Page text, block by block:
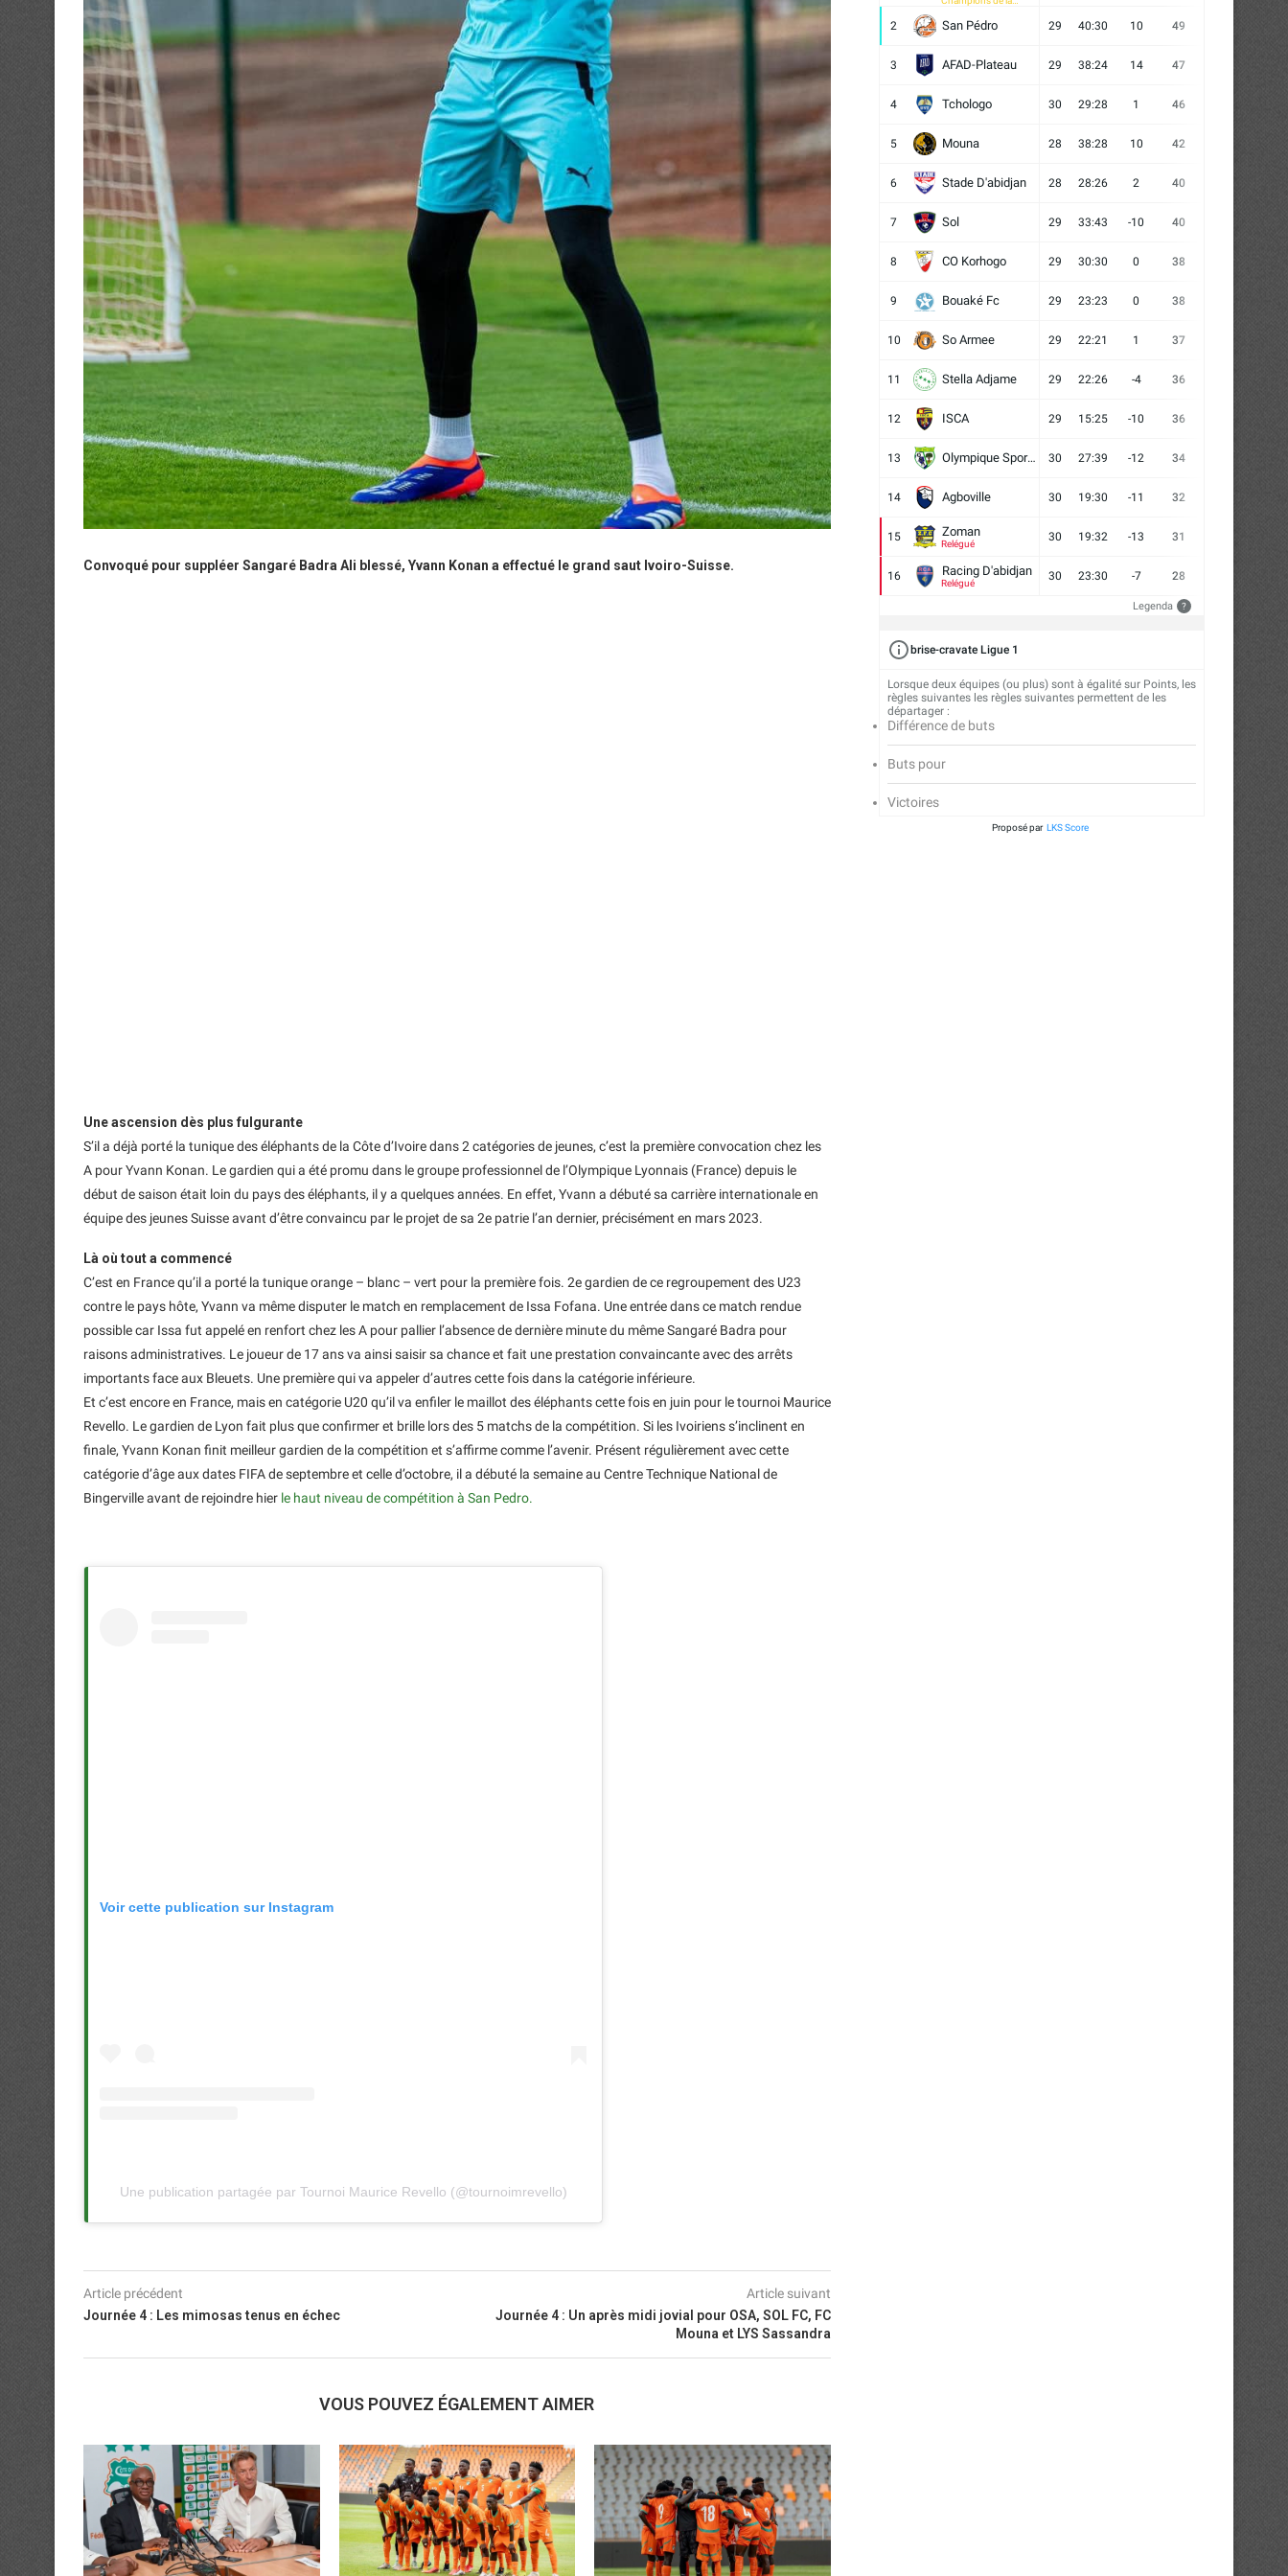
Convoqué pour suppléer Sangaré Badra Ali blessé, Yvann Konan a effectué le grand saut Ivoiro-Suisse.
Une ascension dès plus fulgurante
S’il a déjà porté la tunique des éléphants de la Côte d’Ivoire dans 2 catégories de jeunes, c’est la première convocation chez les
A pour Yvann Konan. Le gardien qui a été promu dans le groupe professionnel de l’Olympique Lyonnais (France) depuis le
début de saison était loin du pays des éléphants, il y a quelques années. En effet, Yvann a débuté sa carrière internationale en
équipe des jeunes Suisse avant d’être convaincu par le projet de sa 2e patrie l’an dernier, précisément en mars 2023.
Là où tout a commencé
C’est en France qu’il a porté la tunique orange – blanc – vert pour la première fois. 2e gardien de ce regroupement des U23
contre le pays hôte, Yvann va même disputer le match en remplacement de Issa Fofana. Une entrée dans ce match rendue
possible car Issa fut appelé en renfort chez les A pour pallier l’absence de dernière minute du même Sangaré Badra pour
raisons administratives. Le joueur de 17 ans va ainsi saisir sa chance et fait une prestation convaincante avec des arrêts
importants face aux Bleuets. Une première qui va appeler d’autres cette fois dans la catégorie inférieure.
Et c’est encore en France, mais en catégorie U20 qu’il va enfiler le maillot des éléphants cette fois en juin pour le tournoi Maurice
Revello. Le gardien de Lyon fait plus que confirmer et brille lors des 5 matchs de la compétition. Si les Ivoiriens s’inclinent en
finale, Yvann Konan finit meilleur gardien de la compétition et s’affirme comme l’avenir. Présent régulièrement avec cette
catégorie d’âge aux dates FIFA de septembre et celle d’octobre, il a débuté la semaine au Centre Technique National de
Bingerville avant de rejoindre hier le haut niveau de compétition à San Pedro.
Voir cette publication sur Instagram
Une publication partagée par Tournoi Maurice Revello (@tournoimrevello)
Article précédent
Journée 4 : Les mimosas tenus en échec
Article suivant
Journée 4 : Un après midi jovial pour OSA, SOL FC, FC
Mouna et LYS Sassandra
VOUS POUVEZ ÉGALEMENT AIMER
2 San Pédro 29 40:30 10 49
3 AFAD-Plateau 29 38:24 14 47
4 Tchologo 30 29:28 1 46
5 Mouna 28 38:28 10 42
6 Stade D'abidjan 28 28:26 2 40
7 Sol 29 33:43 -10 40
8 CO Korhogo 29 30:30 0 38
9 Bouaké Fc 29 23:23 0 38
10 So Armee 29 22:21 1 37
11 Stella Adjame 29 22:26 -4 36
12 ISCA 29 15:25 -10 36
13 Olympique Sport d'Abobo FC 30 27:39 -12 34
14 Agboville 30 19:30 -11 32
15 Zoman
Relégué
30 19:32 -13 31
16 Racing D'abidjan
Relégué
30 23:30 -7 28
Legenda ?
brise-cravate Ligue 1
Lorsque deux équipes (ou plus) sont à égalité sur Points, les
règles suivantes les règles suivantes permettent de les
départager :
Différence de buts
Buts pour
Victoires
Proposé par LKS Score